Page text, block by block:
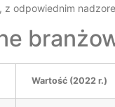
odpowiednim
Wartość (2022 r.)